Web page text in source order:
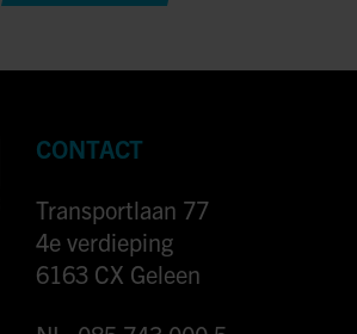
CONTACT
Transportlaan 77
4e verdieping
6163 CX Geleen